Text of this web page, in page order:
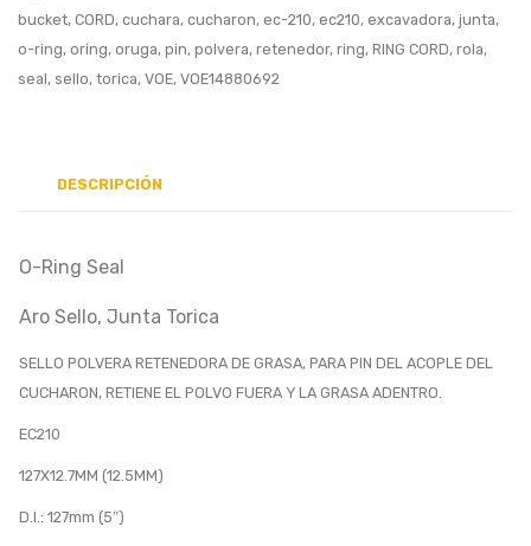
bucket, CORD, cuchara, cucharon, ec-210, ec210, excavadora, junta,
o-ring, oring, oruga, pin, polvera, retenedor, ring, RING CORD, rola,
seal, sello, torica, VOE, VOE14880692
DESCRIPCIÓN
O-Ring Seal
Aro Sello, Junta Torica
SELLO POLVERA RETENEDORA DE GRASA, PARA PIN DEL ACOPLE DEL
CUCHARON, RETIENE EL POLVO FUERA Y LA GRASA ADENTRO.
EC210
127X12.7MM (12.5MM)
D.I.: 127mm (5″)